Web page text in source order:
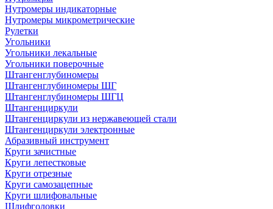
Нутромеры индикаторные
Нутромеры микрометрические
Рулетки
Угольники
Угольники лекальные
Угольники поверочные
Штангенглубиномеры
Штангенглубиномеры ШГ
Штангенглубиномеры ШГЦ
Штангенциркули
Штангенциркули из нержавеющей стали
Штангенциркули электронные
Абразивный инструмент
Круги зачистные
Круги лепестковые
Круги отрезные
Круги самозацепные
Круги шлифовальные
Шлифголовки